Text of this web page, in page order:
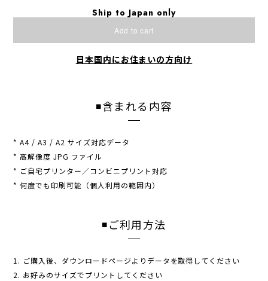
Ship to Japan only
Add to cart
日本国内にお住まいの方向け
◾️含まれる内容
* A4 / A3 / A2 サイズ対応データ
* 高解像度 JPG ファイル
* ご自宅プリンター／コンビニプリント対応
* 何度でも印刷可能（個人利用の範囲内）
◾️ご利用方法
1. ご購入後、ダウンロードページよりデータを取得してください
2. お好みのサイズでプリントしてください